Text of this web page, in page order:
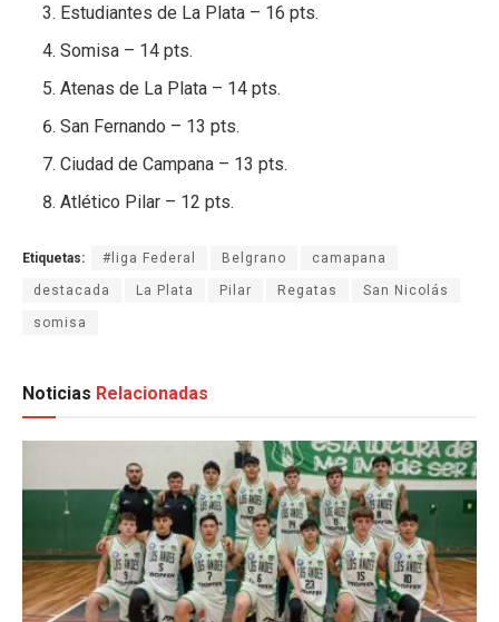
Estudiantes de La Plata – 16 pts.
Somisa – 14 pts.
Atenas de La Plata – 14 pts.
San Fernando – 13 pts.
Ciudad de Campana – 13 pts.
Atlético Pilar – 12 pts.
Etiquetas: #liga Federal Belgrano camapana
destacada La Plata Pilar Regatas San Nicolás
somisa
Noticias Relacionadas